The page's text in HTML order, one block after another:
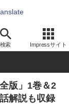
検索 Impressサイト
版」1巻＆2
解説も収録